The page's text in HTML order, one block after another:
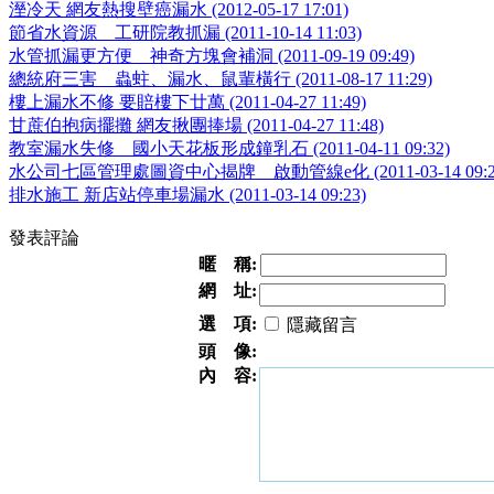
溼冷天 網友熱搜壁癌漏水 (2012-05-17 17:01)
節省水資源 工研院教抓漏 (2011-10-14 11:03)
水管抓漏更方便 神奇方塊會補洞 (2011-09-19 09:49)
總統府三害 蟲蛀、漏水、鼠輩橫行 (2011-08-17 11:29)
樓上漏水不修 要賠樓下廿萬 (2011-04-27 11:49)
甘蔗伯抱病擺攤 網友揪團捧場 (2011-04-27 11:48)
教室漏水失修 國小天花板形成鐘乳石 (2011-04-11 09:32)
水公司七區管理處圖資中心揭牌 啟動管線e化 (2011-03-14
排水施工 新店站停車場漏水 (2011-03-14 09:23)
發表評論
暱 稱:
網 址:
選 項:
隱藏留言
頭 像:
內 容: